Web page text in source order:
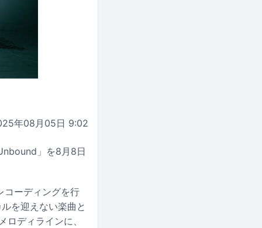
年08月05日 9:02
」を8月8日
コーディングを行
を迎えない楽曲と
ディラインに、